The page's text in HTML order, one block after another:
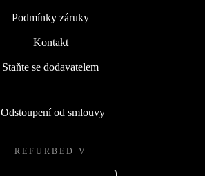
Podmínky záruky
Kontakt
Staňte se dodavatelem
Odstoupení od smlouvy
REFURBED V